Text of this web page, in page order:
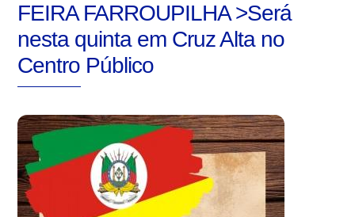
FEIRA FARROUPILHA >Será
nesta quinta em Cruz Alta no
Centro Público